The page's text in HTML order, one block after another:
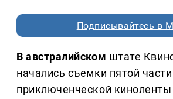
Подписывайтесь в
В австралийском штате
начались съемки пятой части
приключенческой